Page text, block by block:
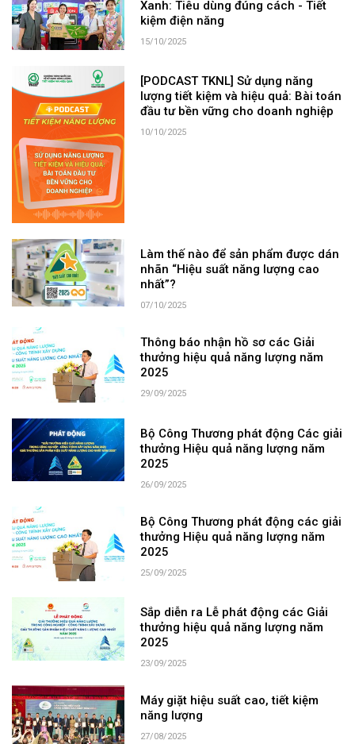
Xanh: Tiêu dùng đúng cách - Tiết
kiệm điện năng
15/10/2025
[PODCAST TKNL] Sử dụng năng
lượng tiết kiệm và hiệu quả: Bài toán
đầu tư bền vững cho doanh nghiệp
10/10/2025
Làm thế nào để sản phẩm được dán
nhãn “Hiệu suất năng lượng cao
nhất”?
07/10/2025
Thông báo nhận hồ sơ các Giải
thưởng hiệu quả năng lượng năm
2025
29/09/2025
Bộ Công Thương phát động Các giải
thưởng Hiệu quả năng lượng năm
2025
26/09/2025
Bộ Công Thương phát động các giải
thưởng Hiệu quả năng lượng năm
2025
25/09/2025
Sắp diễn ra Lễ phát động các Giải
thưởng hiệu quả năng lượng năm
2025
23/09/2025
Máy giặt hiệu suất cao, tiết kiệm
năng lượng
27/08/2025